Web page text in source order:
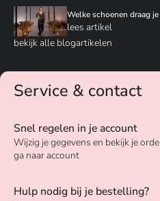
Welke schoenen draag
lees artikel
bekijk alle blogartikelen
Service & contact
Snel regelen in je account
Wijzig je gegevens en bekijk je
ga naar account
Hulp nodig bij je bestelling?